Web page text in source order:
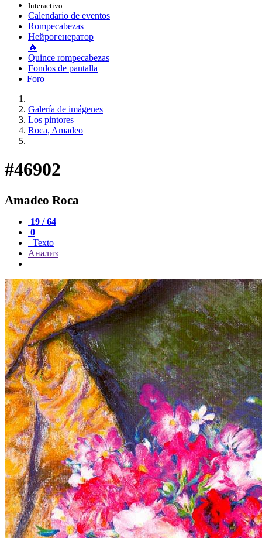
Interactivo
Calendario de eventos
Rompecabezas
Нейрогенератор
🔥
Quince rompecabezas
Fondos de pantalla
Foro
Galería de imágenes
Los pintores
Roca, Amadeo
#46902
Amadeo Roca
19 / 64
0
Texto
Анализ